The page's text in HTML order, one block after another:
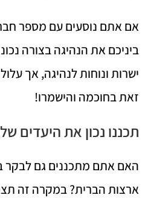
אם אתם נוסעים עם מספר
ביניכם את הנהיגה בצורה
ישרות ונוחות לנהיגה, אך
זאת בחוכמה והישמרו!
תכננו נכון את היעדים
האם אתם מתכננים גם לבקר
ארצות הברית? במקרה זה